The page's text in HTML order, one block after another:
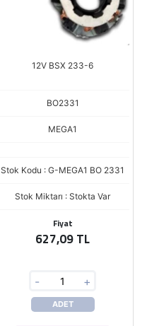
12V BSX 233-6
BO2331
MEGA1
Stok Kodu : G-MEGA1 BO 2331
Stok Miktarı : Stokta Var
Fiyat
627,09 TL
- +
ADET